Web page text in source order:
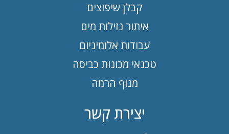
קבלן שיפוצים
איתור נזילות מים
עבודות אלומיניום
טכנאי מכונות כביסה
מנוף הרמה
יצירת קשר